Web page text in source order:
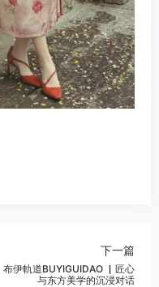
下一篇
布伊軌道BUYIGUIDAO ▏匠心
与东方美学的沉浸对话